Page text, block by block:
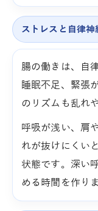
ストレスと自律神
腸の働きは、自
睡眠不足、緊張
のリズムも乱れ
呼吸が浅い、肩
れが抜けにくい
状態です。深い
める時間を作りま